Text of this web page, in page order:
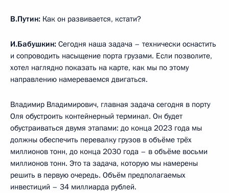
В.Путин: Как он развивается, кстати?
И.Бабушкин: Сегодня наша задача – технически оснастить
и сопроводить насыщение порта грузами. Если позволите,
хотел наглядно показать на карте, как мы по этому
направлению намереваемся двигаться.
Владимир Владимирович, главная задача сегодня в порту
Оля обустроить контейнерный терминал. Он будет
обустраиваться двумя этапами: до конца 2023 года мы
должны обеспечить перевалку грузов в объёме трёх
миллионов тонн, до конца 2030 года – в объёме восьми
миллионов тонн. Это та задача, которую мы намерены
решить в первую очередь. Объём предполагаемых
инвестиций – 34 миллиарда рублей.